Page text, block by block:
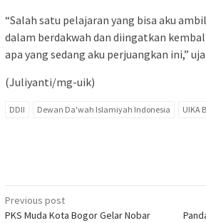
“Salah satu pelajaran yang bisa aku
dalam berdakwah dan diingatkan
apa yang sedang aku perjuangkan ini,”
(Juliyanti/mg-uik)
DDII Dewan Da'wah Islamiyah Indonesia UIKA
Post
Previous post
PKS Muda Kota Bogor Gelar Nobar